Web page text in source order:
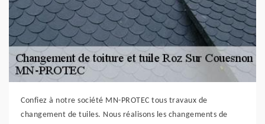
Confiez à notre société MN-PROTEC tous travaux de
changement de tuiles. Nous réalisons les changements de